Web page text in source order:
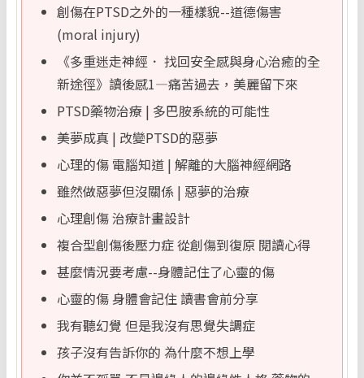
創傷在PTSD之外的一種樣貌--道德傷害
(moral injury)
《多重迷走神經． 找回安全感與身心治癒的全
新途徑》讀後感1—痛苦過去，美麗留下來
PTSD藥物治療 | 多巴胺系統的可能性
美夢成真 | 改變PTSD的惡夢
心理的傷 電腦知道 | 解離的大腦神經網路
雖然做惡夢但沒關係 | 惡夢的治療
心理創傷 治療計畫設計
複合型創傷後壓力症 從創傷到復原 閱讀心得
甚麼情況要考慮--身體記住了心靈的傷
心靈的傷 身體會記住 讀書會前分享
我有聽幻覺 但是我沒有思覺失調症
孩子沒有告訴你的 為什麼不想上學